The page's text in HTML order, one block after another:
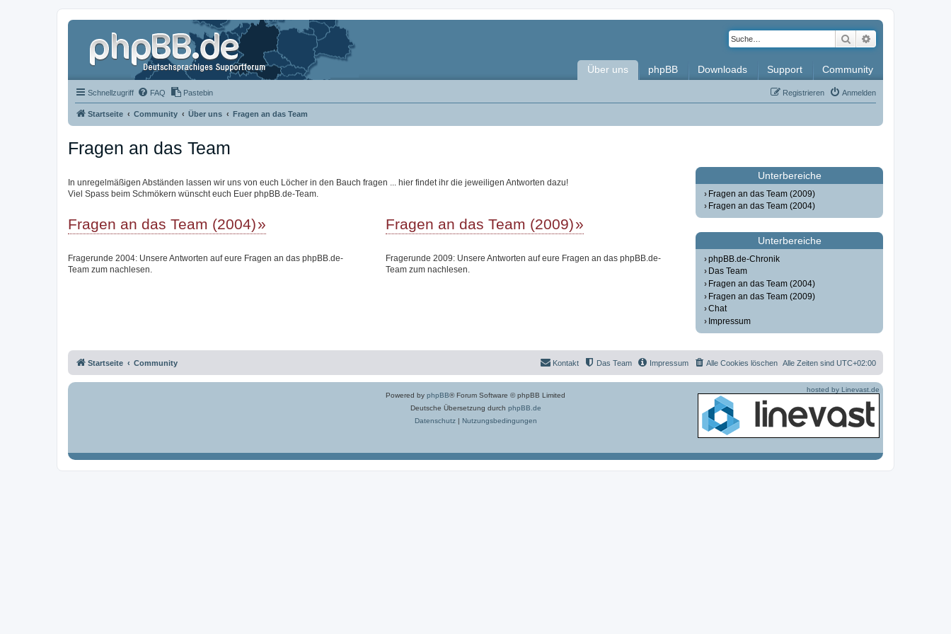
Suche
Über uns phpBB Downloads Support Community
Schnellzugriff FAQ Pastebin Anmelden
Registrieren
Startseite Community Über uns Fragen an das Team
Fragen an das Team
In unregelmäßigen Abständen lassen wir uns von euch Löcher in den Bauch fragen ... hier findet ihr die jeweiligen Antworten dazu!
Viel Spass beim Schmökern wünscht euch Euer phpBB.de-Team.
Fragen an das Team (2004)
Fragerunde 2004: Unsere Antworten auf eure Fragen an das phpBB.de-
Team zum nachlesen.
Fragen an das Team (2009)
Fragerunde 2009: Unsere Antworten auf eure Fragen an das phpBB.de-
Team zum nachlesen.
Unterbereiche
Fragen an das Team (2009)
Fragen an das Team (2004)
Unterbereiche
phpBB.de-Chronik
Das Team
Fragen an das Team (2004)
Fragen an das Team (2009)
Chat
Impressum
Startseite Community Alle Zeiten sind UTC+02:00
Alle Cookies löschen
Impressum
Das Team
Kontakt
Powered by phpBB® Forum Software © phpBB Limited
Deutsche Übersetzung durch phpBB.de
Datenschutz| Nutzungsbedingungen
hosted by Linevast.de